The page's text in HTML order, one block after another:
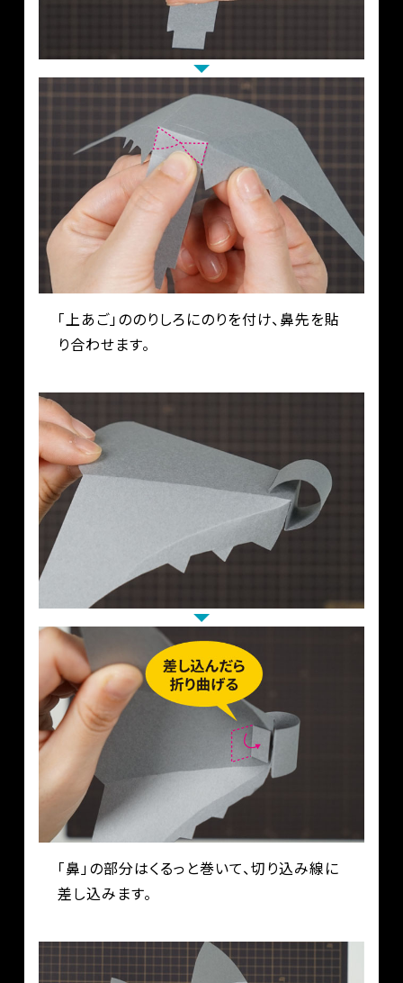
「上あご」ののりしろにのりを付け、鼻先を貼
り合わせます。
「鼻」の部分はくるっと巻いて、切り込み線に
差し込みます。